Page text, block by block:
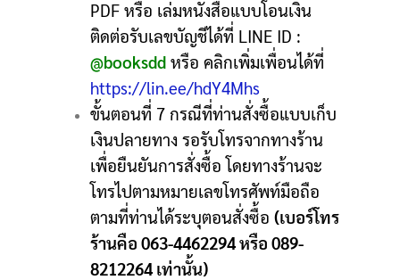
PDF หรือ เล่มหนังสือแบบโอนเงิน
ติดต่อรับเลขบัญชีได้ที่ LINE ID :
@booksdd หรือ คลิกเพิ่มเพื่อนได้ที่
https://lin.ee/hdY4Mhs
ขั้นตอนที่ 7 กรณีที่ท่านสั่งซื้อแบบเก็บ
เงินปลายทาง รอรับโทรจากทางร้าน
เพื่อยืนยันการสั่งซื้อ โดยทางร้านจะ
โทรไปตามหมายเลขโทรศัพท์มือถือ
ตามที่ท่านได้ระบุตอนสั่งซื้อ(เบอร์โทร
ร้านคือ 063-4462294 หรือ 089-
8212264 เท่านั้น)